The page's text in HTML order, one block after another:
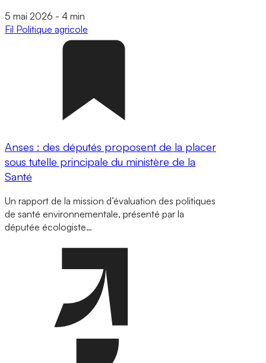
5 mai 2026 - 4 min
Fil Politique agricole
Anses : des députés proposent de la placer
sous tutelle principale du ministère de la
Santé
Un rapport de la mission d’évaluation des politiques
de santé environnementale, présenté par la
députée écologiste…